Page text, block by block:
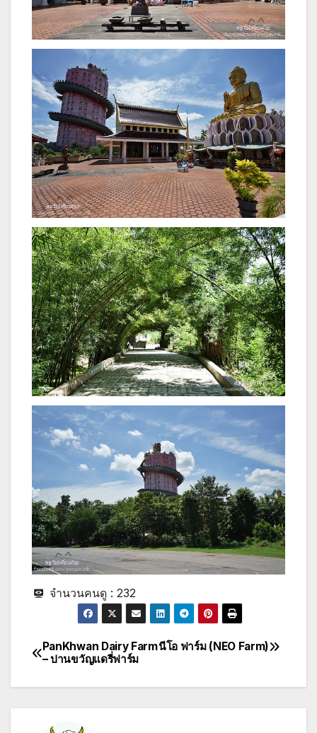
จำนวนคนดู : 232
Post
navigation
นีโอ ฟาร์ม (NEO Farm)
PanKhwan Dairy Farm
– ปานขวัญแดรี่ฟาร์ม